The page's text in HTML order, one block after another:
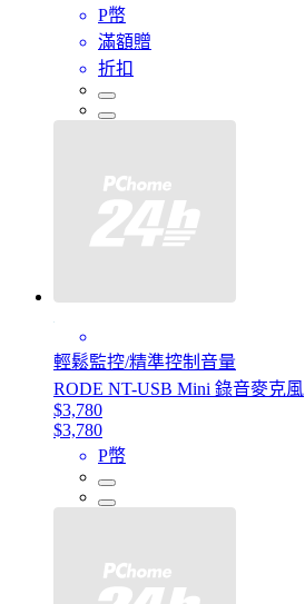
P幣
滿額贈
折扣
輕鬆監控/精準控制音量
RODE NT-USB Mini 錄音麥克風
$3,780
$3,780
P幣